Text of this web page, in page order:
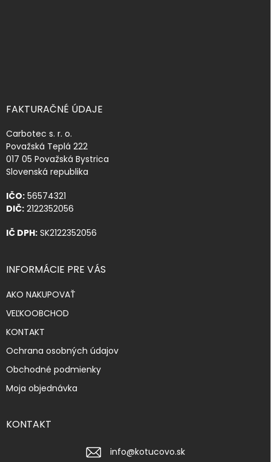
FAKTURAČNÉ ÚDAJE
Carbotec s. r. o.
Považská Teplá 222
017 05 Považská Bystrica
Slovenská republika
IČO: 56574321
DIČ: 2122352056
IČ DPH: SK2122352056
INFORMÁCIE PRE VÁS
AKO NAKUPOVAŤ
VEĽKOOBCHOD
KONTAKT
Ochrana osobných údajov
Obchodné podmienky
Moja objednávka
KONTAKT
info@kotucovo.sk